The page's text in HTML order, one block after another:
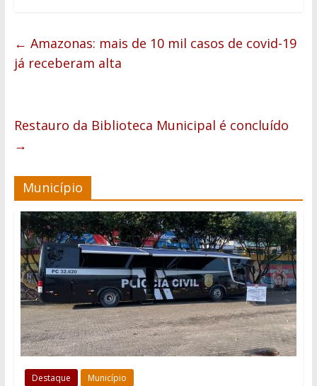
← Amazonas: mais de 10 mil casos de covid-19
já receberam alta
Restauro da Biblioteca Municipal é concluído
→
Município
Destaque Município